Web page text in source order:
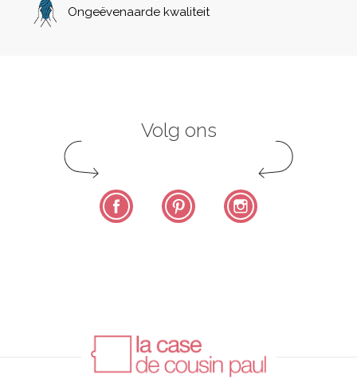
Ongeëvenaarde kwaliteit
Volg ons
Facebook Pinterest